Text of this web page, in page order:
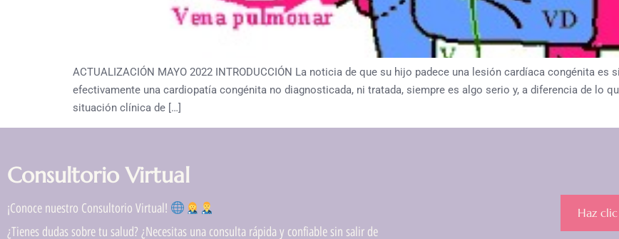
ACTUALIZACIÓN MAYO 2022 INTRODUCCIÓN La noticia de que su hijo padece una lesión cardíaca congénita
efectivamente una cardiopatía congénita no diagnosticada, ni tratada, siempre es algo serio y, a diferencia de lo
situación clínica de […]
Consultorio Virtual
¡Conoce nuestro Consultorio Virtual!
¿Tienes dudas sobre tu salud? ¿Necesitas una consulta rápida y confiable sin salir de
Haz